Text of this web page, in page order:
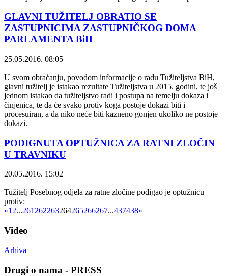
GLAVNI TUŽITELJ OBRATIO SE
ZASTUPNICIMA ZASTUPNIČKOG DOMA
PARLAMENTA BiH
25.05.2016. 08:05
U svom obraćanju, povodom informacije o radu Tužiteljstva BiH,
glavni tužitelj je istakao rezultate Tužiteljstva u 2015. godini, te još
jednom istakao da tužiteljstvo radi i postupa na temelju dokaza i
činjenica, te da će svako protiv koga postoje dokazi biti i
procesuiran, a da niko neće biti kazneno gonjen ukoliko ne postoje
dokazi.
PODIGNUTA OPTUŽNICA ZA RATNI ZLOČIN
U TRAVNIKU
20.05.2016. 15:02
Tužitelj Posebnog odjela za ratne zločine podigao je optužnicu
protiv:
«12...261262263264265266267...437438»
Video
Arhiva
Drugi o nama - PRESS